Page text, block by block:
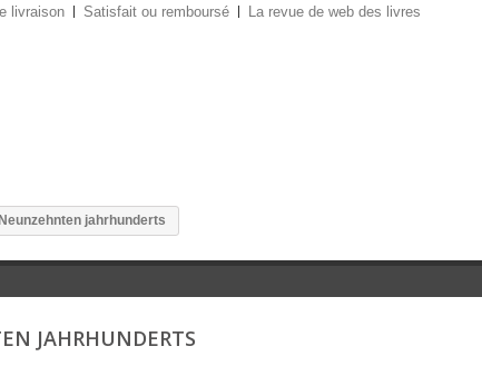
livraison Satisfait ou remboursé La revue de web des livres
jahrhunderts
JAHRHUNDERTS